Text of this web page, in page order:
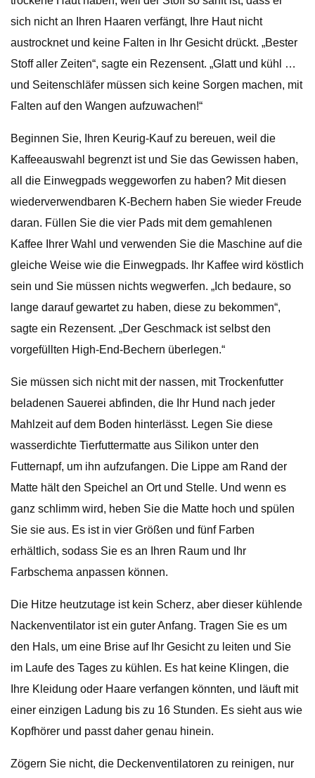
sich nicht an Ihren Haaren verfängt, Ihre Haut nicht
austrocknet und keine Falten in Ihr Gesicht drückt. „Bester
Stoff aller Zeiten“, sagte ein Rezensent. „Glatt und kühl …
und Seitenschläfer müssen sich keine Sorgen machen, mit
Falten auf den Wangen aufzuwachen!“
Beginnen Sie, Ihren Keurig-Kauf zu bereuen, weil die
Kaffeeauswahl begrenzt ist und Sie das Gewissen haben,
all die Einwegpads weggeworfen zu haben? Mit diesen
wiederverwendbaren K-Bechern haben Sie wieder Freude
daran. Füllen Sie die vier Pads mit dem gemahlenen
Kaffee Ihrer Wahl und verwenden Sie die Maschine auf die
gleiche Weise wie die Einwegpads. Ihr Kaffee wird köstlich
sein und Sie müssen nichts wegwerfen. „Ich bedaure, so
lange darauf gewartet zu haben, diese zu bekommen“,
sagte ein Rezensent. „Der Geschmack ist selbst den
vorgefüllten High-End-Bechern überlegen.“
Sie müssen sich nicht mit der nassen, mit Trockenfutter
beladenen Sauerei abfinden, die Ihr Hund nach jeder
Mahlzeit auf dem Boden hinterlässt. Legen Sie diese
wasserdichte Tierfuttermatte aus Silikon unter den
Futternapf, um ihn aufzufangen. Die Lippe am Rand der
Matte hält den Speichel an Ort und Stelle. Und wenn es
ganz schlimm wird, heben Sie die Matte hoch und spülen
Sie sie aus. Es ist in vier Größen und fünf Farben
erhältlich, sodass Sie es an Ihren Raum und Ihr
Farbschema anpassen können.
Die Hitze heutzutage ist kein Scherz, aber dieser kühlende
Nackenventilator ist ein guter Anfang. Tragen Sie es um
den Hals, um eine Brise auf Ihr Gesicht zu leiten und Sie
im Laufe des Tages zu kühlen. Es hat keine Klingen, die
Ihre Kleidung oder Haare verfangen könnten, und läuft mit
einer einzigen Ladung bis zu 16 Stunden. Es sieht aus wie
Kopfhörer und passt daher genau hinein.
Zögern Sie nicht, die Deckenventilatoren zu reinigen, nur